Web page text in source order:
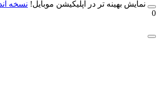
بهینه تر در اپلیکیشن موبایل!نسخه آندروید